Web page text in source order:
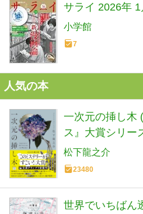
サライ 2026年 1
小学館
7
人気の本
一次元の挿し木
ス』大賞シリー
松下龍之介
23480
世界でいちばん